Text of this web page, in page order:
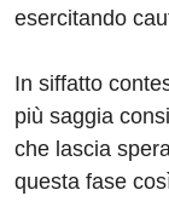
esercitando
In siffatto
più saggia
che lascia
questa fase